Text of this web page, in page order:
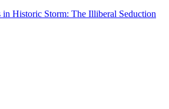
in Historic Storm: The Illiberal Seduction